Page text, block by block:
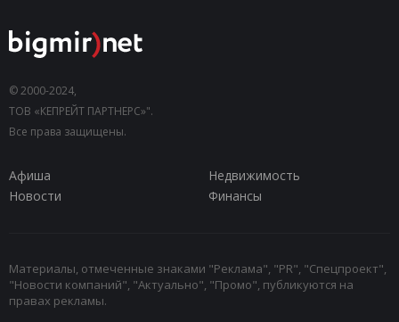
© 2000-2024,
ТОВ «КЕПРЕЙТ ПАРТНЕРС»".
Все права защищены.
Афиша
Недвижимость
Новости
Финансы
Материалы, отмеченные знаками "Реклама", "PR", "Спецпроект",
"Новости компаний", "Актуально", "Промо", публикуются на
правах рекламы.